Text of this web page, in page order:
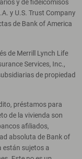
y de fideicomisos
y U.S. Trust Company
de Bank of America
de Merrill Lynch Life
Services, Inc.,
de propiedad
préstamos para
de la vivienda son
afiliados,
absoluta de Bank of
están sujetos a